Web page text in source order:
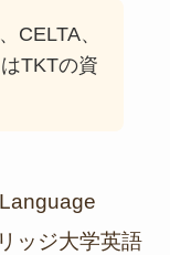
CELTA、
TKTの資
ッジ大学英語